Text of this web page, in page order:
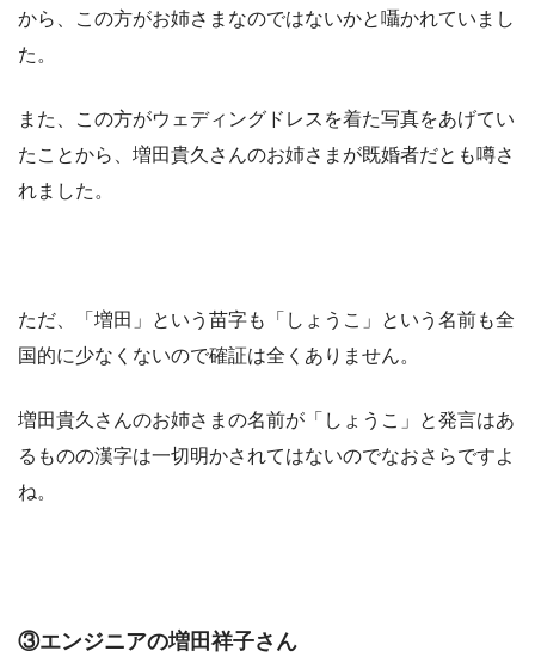
から、この方がお姉さまなのではないかと囁かれていまし
た。
また、この方がウェディングドレスを着た写真をあげてい
たことから、増田貴久さんのお姉さまが既婚者だとも噂さ
れました。
ただ、「増田」という苗字も「しょうこ」という名前も全
国的に少なくないので確証は全くありません。
増田貴久さんのお姉さまの名前が「しょうこ」と発言はあ
るものの漢字は一切明かされてはないのでなおさらですよ
ね。
③エンジニアの増田祥子さん